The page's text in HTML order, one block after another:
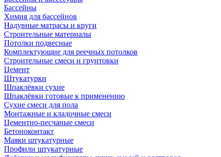
Бассейны
Химия для бассейнов
Надувные матрасы и круги
Строительные материалы
Потолки подвесные
Комплектующие для реечных потолков
Строительные смеси и грунтовки
Цемент
Штукатурки
Шпаклёвки сухие
Шпаклёвки готовые к применению
Сухие смеси для пола
Монтажные и кладочные смеси
Цементно-песчаные смеси
Бетоноконтакт
Маяки штукатурные
Профили штукатурные